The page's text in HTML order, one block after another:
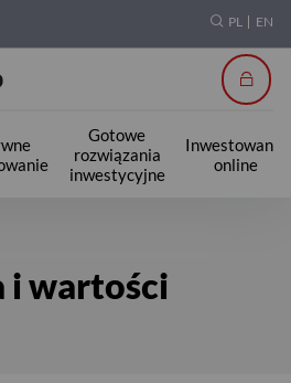
PL EN
Gotowe
rozwiązania
inwestycyjne
Inwestowanie
online
i wartości